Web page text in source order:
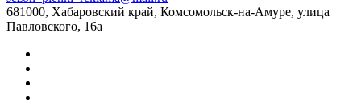
681000, Хабаровский край, Комсомольск-на-Амуре, улица
Павловского, 16а